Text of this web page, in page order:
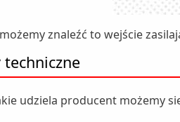
znaleźć to wejście
udziela producent możemy